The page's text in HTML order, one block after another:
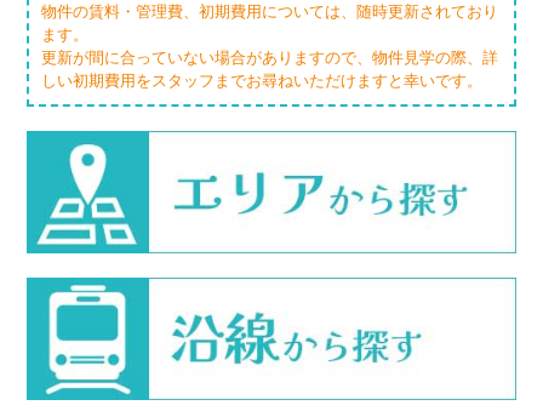
物件の賃料・管理費、初期費用については、随時更新されており
ます。
更新が間に合っていない場合がありますので、物件見学の際、詳
しい初期費用をスタッフまでお尋ねいただけますと幸いです。